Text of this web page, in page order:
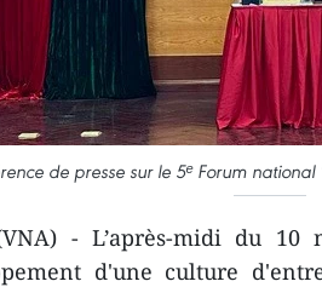
de presse sur le 5ᵉ Forum national
- L’après-midi du 10
d'une culture